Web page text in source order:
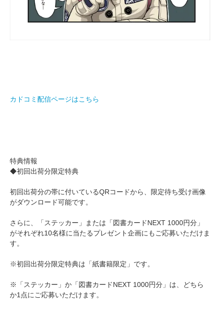
カドコミ配信ページはこちら
特典情報
◆初回出荷分限定特典
初回出荷分の帯に付いているQRコードから、限定待ち受け画像
がダウンロード可能です。
さらに、「ステッカー」または「図書カードNEXT 1000円分」
がそれぞれ10名様に当たるプレゼント企画にもご応募いただけま
す。
※初回出荷分限定特典は「紙書籍限定」です。
※「ステッカー」か「図書カードNEXT 1000円分」は、どちら
か1点にご応募いただけます。